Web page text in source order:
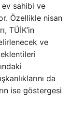
ev sahibi ve
Özellikle nisan
TÜİK’in
ve
da
ise göstergesi